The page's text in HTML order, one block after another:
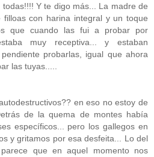
Y te digo más... La madre de
filloas con harina integral y un toque
que cuando las fui a probar por
muy receptiva... y estaban
probarlas, igual que ahora
las tuyas.....
en eso no estoy de
de la quema de montes había
específicos... pero los gallegos en
y gritamos por esa desfeita... Lo del
que en aquel momento nos